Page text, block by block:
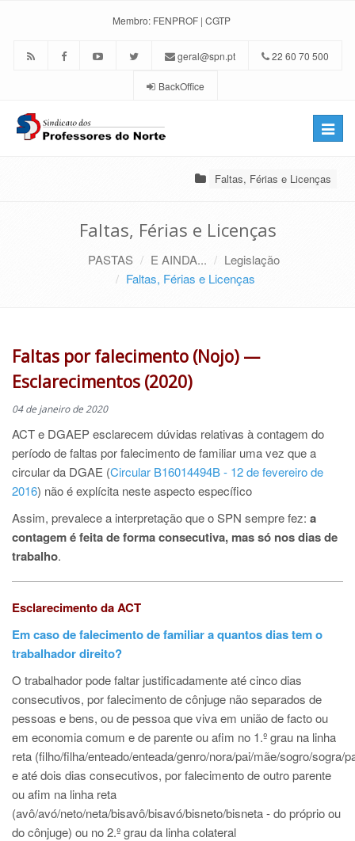
Membro: FENPROF | CGTP
geral@spn.pt 22 60 70 500
BackOffice
Toggle
Faltas, Férias e Licenças
Faltas, Férias e Licenças
PASTAS E AINDA...
Legislação
Faltas, Férias e Licenças
Faltas por falecimento (Nojo) —
Esclarecimentos (2020)
04 de janeiro de 2020
ACT e DGAEP esclarecem dúvidas relativas à contagem do
período de faltas por falecimento de familiar uma vez que a
circular da DGAE (Circular B16014494B - 12 de fevereiro de
2016) não é explícita neste aspecto específico
Assim, prevalece a interpretação que o SPN sempre fez: a
contagem é feita de forma consecutiva, mas só nos dias de
trabalho.
Esclarecimento da ACT
Em caso de falecimento de familiar a quantos dias tem o
trabalhador direito?
O trabalhador pode faltar justificadamente até cinco dias
consecutivos, por falecimento de cônjuge não separados de
pessoas e bens, ou de pessoa que viva em união de facto ou
em economia comum e de parente ou afim no 1.º grau na linha
reta (filho/filha/enteado/enteada/genro/nora/pai/mãe/sogro/sogra/
e até dois dias consecutivos, por falecimento de outro parente
ou afim na linha reta
(avô/avó/neto/neta/bisavô/bisavó/bisneto/bisneta - do próprio ou
do cônjuge) ou no 2.º grau da linha colateral